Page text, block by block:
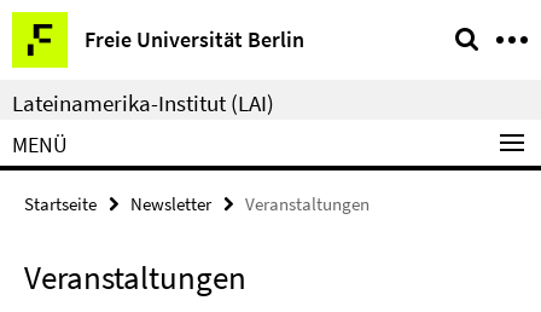
Springe
direkt
zu
Inhalt
Freie Universität Berlin
Service-
Navigation
Lateinamerika-Institut (LAI)
MENÜ
Startseite Newsletter Veranstaltungen
Veranstaltungen